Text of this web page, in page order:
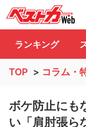
ランキング
TOP > コラム・
ボケ防止に
い「肩肘張ら